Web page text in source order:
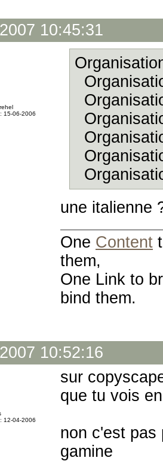
10:45:31
15-06-2006
une italienne
One Content
them,
One Link to
bind them.
10:52:16
12-04-2006
sur
que tu vois
non c'est pas
gamine